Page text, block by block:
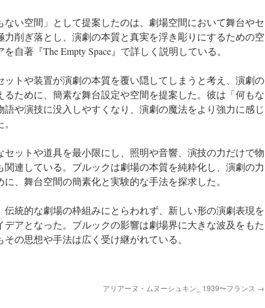
ない空間」として提案したのは、劇場空間において舞台やセ
力削ぎ落とし、演劇の本質と真実を浮き彫りにするための空
自著『The Empty Space』で詳しく説明している。
ットや装置が演劇の本質を覆い隠してしまうと考え、演劇の
るために、簡素な舞台設定や空間を提案した。彼は「何もな
や演技に没入しやすくなり、演劇の魔法をより強力に感じ
セットや道具を最小限にし、照明や音響、演技の力だけで物
連している。ブルックは劇場の本質を純粋化し、演劇の力
、舞台空間の簡素化と実験的な手法を探求した。
伝統的な劇場の枠組みにとらわれず、新しい形の演劇表現を
アとなった。ブルックの影響は劇場界に大きな波及をもた
の思想や手法は広く受け継がれている。
アリアーヌ・ムヌーシュキン_ 1939〜フランス →